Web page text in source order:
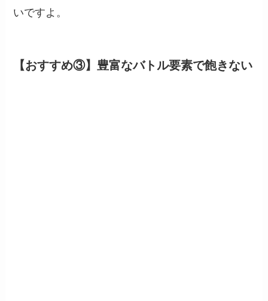
いですよ。
【おすすめ③】豊富なバトル要素で飽きない